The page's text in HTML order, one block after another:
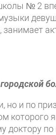
№ 2
занимает
но и по
которого
доктору